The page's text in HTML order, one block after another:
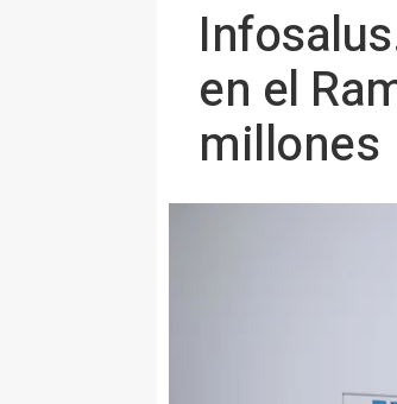
en el
millones